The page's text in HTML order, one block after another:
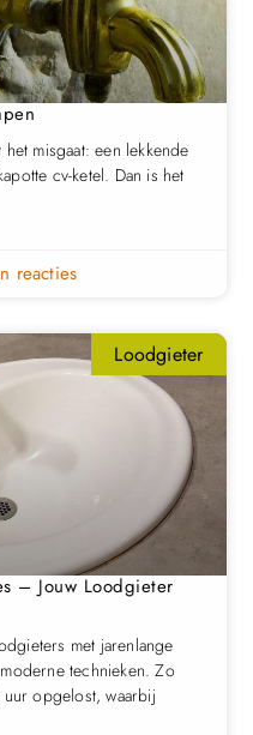
het misgaat: een lekkende
cv-ketel. Dan is het
reacties
Loodgieter
– Jouw Loodgieter
met jarenlange
technieken. Zo
opgelost, waarbij